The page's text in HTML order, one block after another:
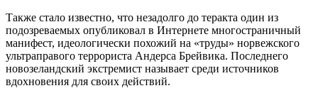
Также стало известно, что незадолго до теракта один из
подозреваемых опубликовал в Интернете многостраничный
манифест, идеологически похожий на «труды» норвежского
ультраправого террориста Андерса Брейвика. Последнего
новозеландский экстремист называет среди источников
вдохновения для своих действий.